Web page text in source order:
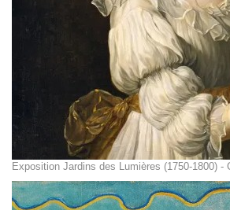
Exposition Jardins des Lumières (1750-1800) -